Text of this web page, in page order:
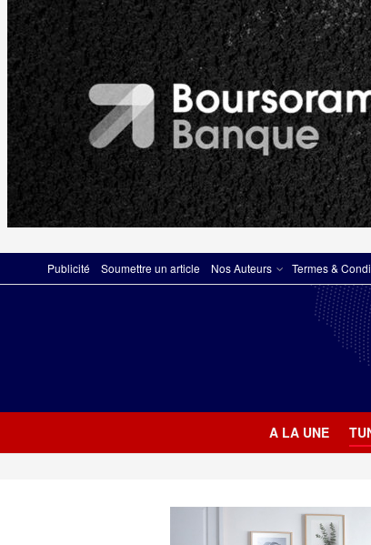
Publicité Soumettre un article Nos Auteurs Termes &
A LA UNE